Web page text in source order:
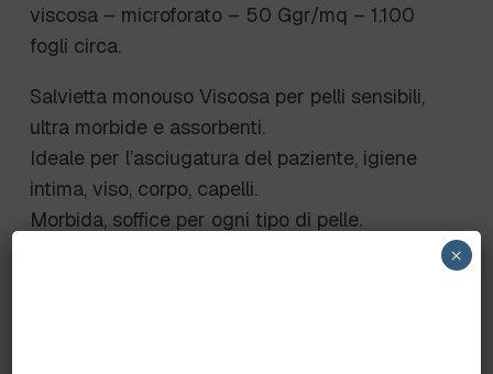
viscosa – microforato – 50 Ggr/mq – 1.100
fogli circa.
Salvietta monouso Viscosa per pelli sensibili,
ultra morbide e assorbenti.
Ideale per l’asciugatura del paziente, igiene
intima, viso, corpo, capelli.
Morbida, soffice per ogni tipo di pelle.
×